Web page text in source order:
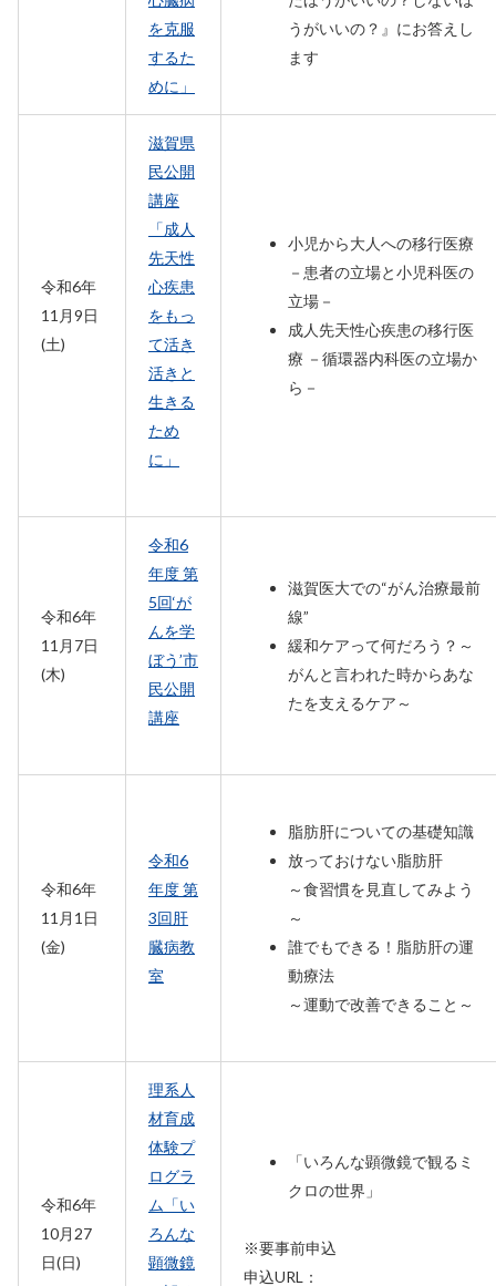
を克服
するた
めに」
うがいいの？』にお答えし
ます
令和6年
11月9日
(土)
滋賀県
民公開
講座
「成人
先天性
心疾患
をもっ
て活き
活きと
生きる
ため
に」
小児から大人への移行医療
－患者の立場と小児科医の
立場－
成人先天性心疾患の移行医
療 －循環器内科医の立場か
ら－
令和6年
11月7日
(木)
令和6
年度 第
5回‘が
んを学
ぼう’市
民公開
講座
滋賀医大での“がん治療最前
線”
緩和ケアって何だろう？～
がんと言われた時からあな
たを支えるケア～
令和6年
11月1日
(金)
令和6
年度 第
3回肝
臓病教
室
脂肪肝についての基礎知識
放っておけない脂肪肝
～食習慣を見直してみよう
～
誰でもできる！脂肪肝の運
動療法
～運動で改善できること～
令和6年
10月27
日(日)
理系人
材育成
体験プ
ログラ
ム「い
ろんな
顕微鏡
「いろんな顕微鏡で観るミ
クロの世界」
※要事前申込
申込URL：